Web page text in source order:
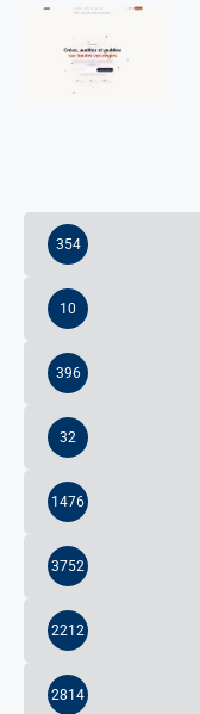
354
10
396
32
1476
3752
2212
2814